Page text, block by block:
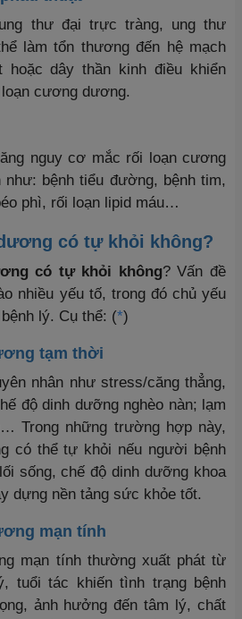
thư đại trực tràng, ung thư
làm tổn thương đến hệ mạch
hoặc dây thần kinh điều khiển
cương dương.
nguy cơ mắc rối loạn cương
bệnh tiểu đường, bệnh tim,
phì, rối loạn lipid máu…
có tự khỏi không?
có tự khỏi không? Vấn đề
nhiều yếu tố, trong đó chủ yếu
lý. Cụ thể: (*)
tạm thời
nhân như stress/căng thẳng,
độ dinh dưỡng nghèo nàn; lạm
Trong những trường hợp này,
có thể tự khỏi nếu người bệnh
sống, chế độ dinh dưỡng khoa
dựng nền tảng sức khỏe tốt.
mạn tính
mạn tính thường xuất phát từ
tuổi tác khiến tình trạng bệnh
ảnh hưởng đến tâm lý, chất